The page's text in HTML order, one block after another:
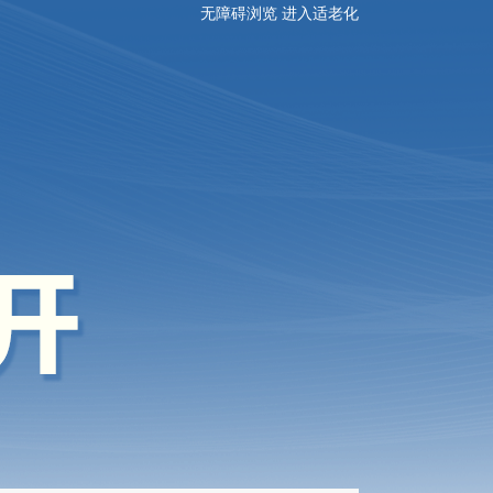
无障碍浏览 进入适老化